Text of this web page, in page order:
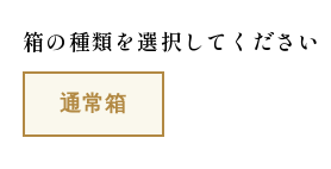
箱の種類を選択してください
通常箱